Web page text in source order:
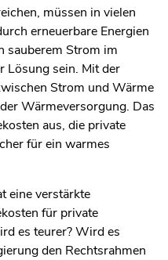
müssen in vielen
erneuerbare Energien
sauberem Strom im
Lösung sein. Mit der
Strom und Wärme
Wärmeversorgung. Das
aus, die private
für ein warmes
eine verstärkte
für private
es teurer? Wird es
den Rechtsrahmen